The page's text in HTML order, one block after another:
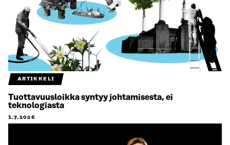
ARTIKKELI
Tuottavuusloikka syntyy johtamisesta, ei
teknologiasta
1.7.2026